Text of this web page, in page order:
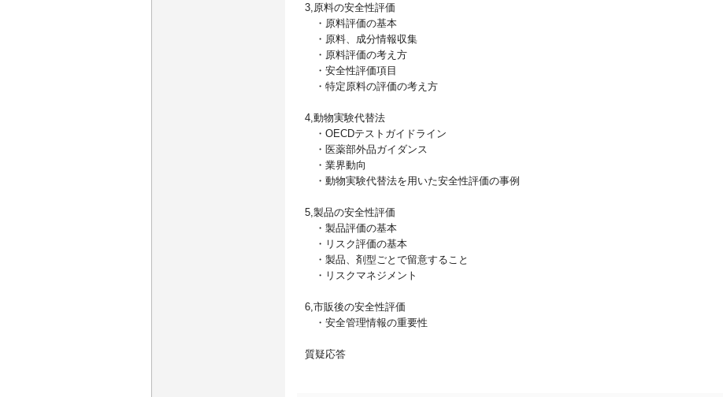
3,原料の安全性評価
・原料評価の基本
・原料、成分情報収集
・原料評価の考え方
・安全性評価項目
・特定原料の評価の考え方
4,動物実験代替法
・OECDテストガイドライン
・医薬部外品ガイダンス
・業界動向
・動物実験代替法を用いた安全性評価の事例
5,製品の安全性評価
・製品評価の基本
・リスク評価の基本
・製品、剤型ごとで留意すること
・リスクマネジメント
6,市販後の安全性評価
・安全管理情報の重要性
質疑応答